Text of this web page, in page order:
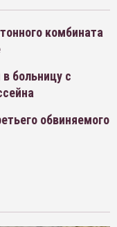
комбината
больницу с
обвиняемого